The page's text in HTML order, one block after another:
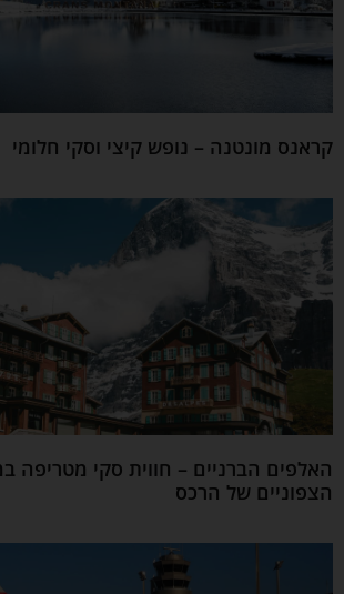
קראנס מונטנה – נופש קיצי וסקי חלומי
האלפים הברניים – חווית סקי מטריפה
הצפוניים של הרכס